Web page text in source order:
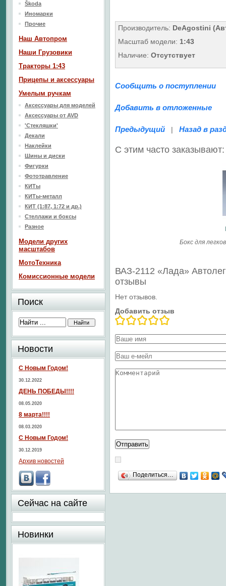
Производитель: DeAgostini
Масштаб модели: 1:43
Наличие: Отсутствует
Сообщить о поступлении
Добавить в отложенные
Предыдущий | Назад в
С этим часто заказывают:
Бокс для
ВАЗ-2112 «Лада»
отзывы
Нет отзывов.
Добавить отзыв
Поделиться…
Škoda
Иномарки
Прочие
Наш Aвтопром
Наши Грузовики
Тракторы 1:43
Прицепы и аксессуары
Умелым ручкам
Аксессуары для моделей
Аксессуары от AVD
'Стекляшки'
Декали
Наклейки
Шины и диски
Фигурки
Фототравление
КИТы
КИТы-металл
КИТ (1:87, 1:72 и др.)
Стеллажи и боксы
Разное
Модели других
масштабов
МотоТехника
Комиссионные модели
Поиск
Новости
С Новым Годом!
30.12.2022
ДЕНЬ ПОБЕДЫ!!!!
08.05.2020
8 марта!!!!
08.03.2020
С Новым Годом!
30.12.2019
Архив новостей
Сейчас на сайте
Новинки